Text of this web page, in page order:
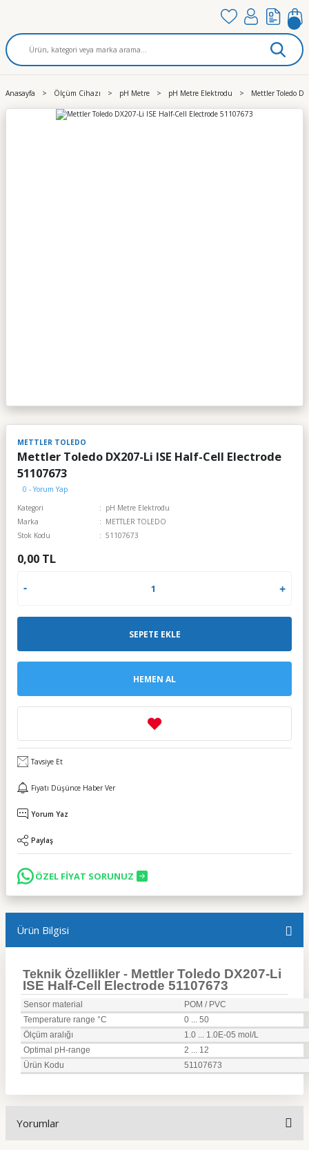
Anasayfa Ölçüm Cihazı pH Metre pH Metre Elektrodu Mettler Toledo
METTLER TOLEDO
Mettler Toledo DX207-Li ISE Half-Cell Electrode
51107673
0 - Yorum Yap
Kategori
pH Metre Elektrodu
Marka
METTLER TOLEDO
Stok Kodu
51107673
0,00 TL
SEPETE EKLE
HEMEN AL
Tavsiye Et
Fiyatı Düşünce Haber Ver
Yorum Yaz
Paylaş
ÖZEL FİYAT SORUNUZ
Ürün Bilgisi
Teknik Özellikler - Mettler Toledo DX207-Li
ISE Half-Cell Electrode 51107673
Sensor material
POM / PVC
Temperature range °C
0 ... 50
Ölçüm aralığı
1.0 ... 1.0E-05 mol/L
Optimal pH-range
2 ... 12
Ürün Kodu
51107673
Yorumlar